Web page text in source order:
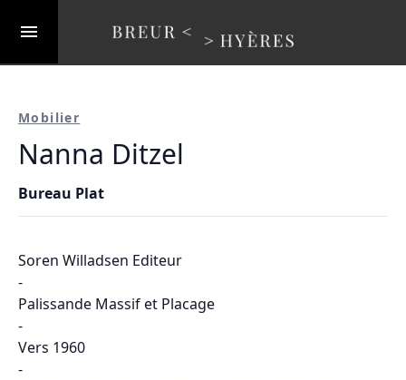
Mobilier
Nanna Ditzel
Bureau Plat
Soren Willadsen Editeur
-
Palissande Massif et Placage
-
Vers 1960
-